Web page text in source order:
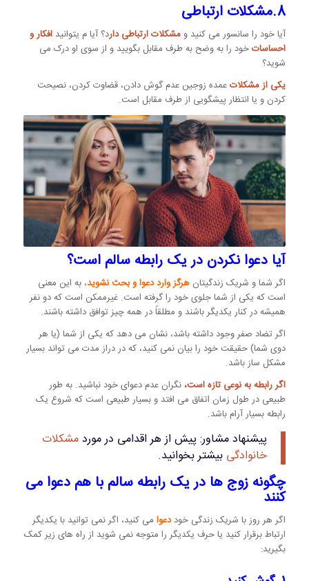
8.مشکلات ارتباطی
آیا خود را سانسور می کنید و مشکلات ارتباطی دارد؟ آیا م یتوانید افکار و
احساساتخود را به وضح به طرف مقابل بگویید و از سوی او درک می
شوید؟
یکی از مشکلاتعمده زوجین عدم گوش دادن، قضاوت کردن، نصیحت
کردن و یا انتظار پیشگویی از طرف مقابل است.
آیا دعوا نکردن در یک رابطه سالم است؟
اگر شما و شریک زندگیتان هرگز وارد دعوا و بحث نشوید، به این معنی
است که یکی از شما جلوی خود را گرفته است. غیرممکن است که دو نفر
همیشه در کنار یکدیگر باشند و مطلقاً در همه چیز توافق داشته باشند.
اگر تضاد صفر وجود داشته باشد، نشان می دهد که یکی از شما (یا هر
دوی شما) حقیقت خود را بیان نمی کنید، که در دراز مدت می تواند بسیار
مشکل ساز باشد.
اگر رابطه به نوعی تازه است، نگران عدم دعوای خود نباشید. به طور
طبیعی در طول زمان اتفاق می افتد و بسیار طبیعی است که شروع یک
رابطه بسیار آرام باشد.
پیشنهاد مشاور: پیش از هر اقدامی در موردمشکلات
خانوادگی بیشتر بخوانید.
چگونه زوج ها در یک رابطه سالم با هم دعوا می
کنند
اگر هر روز با شریک زندگی خوددعوا می کنید، اگر نمی توانید با یکدیگر
ارتباط برقرار کنید یا حرف یکدیگر را متوجه نمی شوید از راه های زیر کمک
بگیرید: